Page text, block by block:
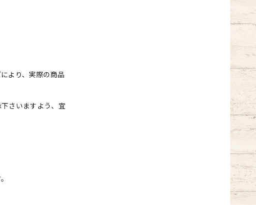
より、実際の商品
さいますよう、宜